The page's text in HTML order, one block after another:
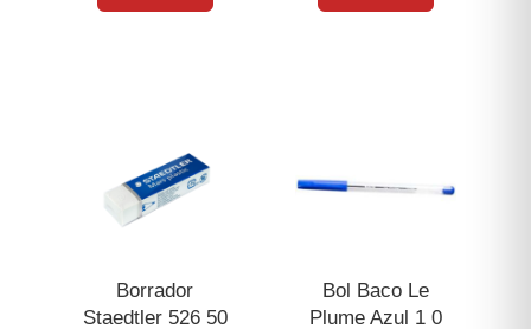
Borrador
Staedtler 526 50
Bol Baco Le
Plume Azul 1 0